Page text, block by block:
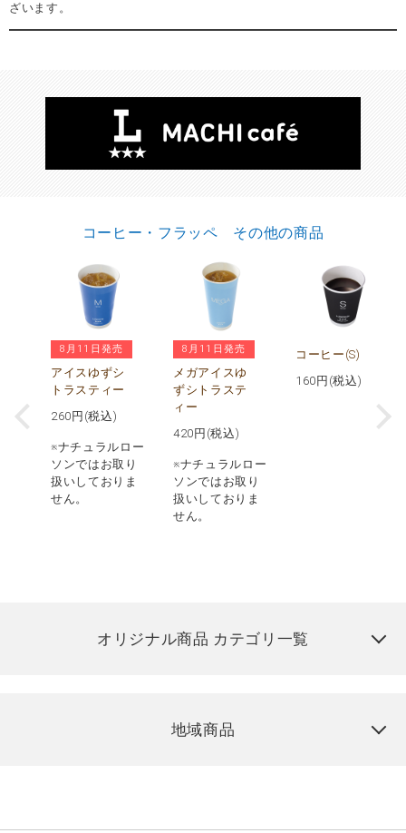
ざいます。
コーヒー・フラッペ その他の商品
8月11日発売
アイスゆずシ
トラスティー
260 円(税込)
※ナチュラルロー
ソンではお取り
扱いしておりま
せん。
8月11日発売
メガアイスゆ
ずシトラステ
ィー
420 円(税込)
※ナチュラルロー
ソンではお取り
扱いしておりま
せん。
コーヒー(S)
160 円(税込)
オリジナル商品 カテゴリ一覧
地域商品